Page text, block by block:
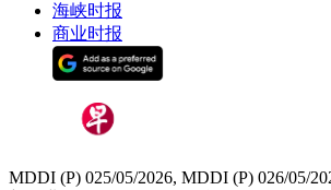
海峡时报
商业时报
MDDI (P) 025/05/2026, MDDI (P) 026/05/